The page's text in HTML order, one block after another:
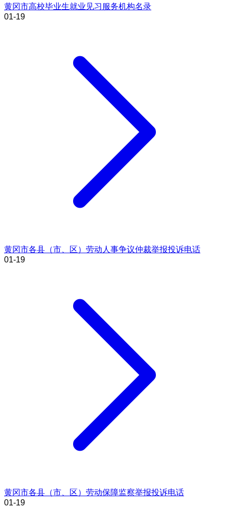
黄冈市高校毕业生就业见习服务机构名录
01-19
黄冈市各县（市、区）劳动人事争议仲裁举报投诉电话
01-19
黄冈市各县（市、区）劳动保障监察举报投诉电话
01-19